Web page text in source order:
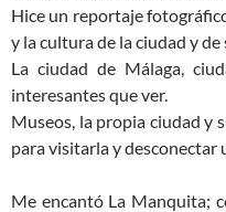
Hice un reportaje
y la cultura de la ciudad y de
La ciudad de Málaga,
interesantes que ver.
Museos, la propia ciudad y
para visitarla y desconectar
Me encantó La Manquita;